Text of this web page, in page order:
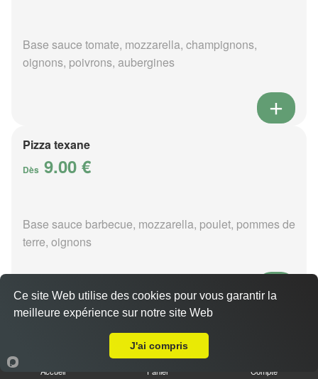
Base sauce tomate, mozzarella, champignons,
oignons, poivrons, aubergines
Pizza texane
Dès 9.00 €
Base sauce barbecue, mozzarella, poulet, pommes de
terre, oignons
Pizza provençale
Accueil Panier Compte
Ce site Web utilise des cookies pour vous garantir la
meilleure expérience sur notre site Web
J'ai compris